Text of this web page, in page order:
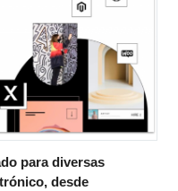
para diversas
desde